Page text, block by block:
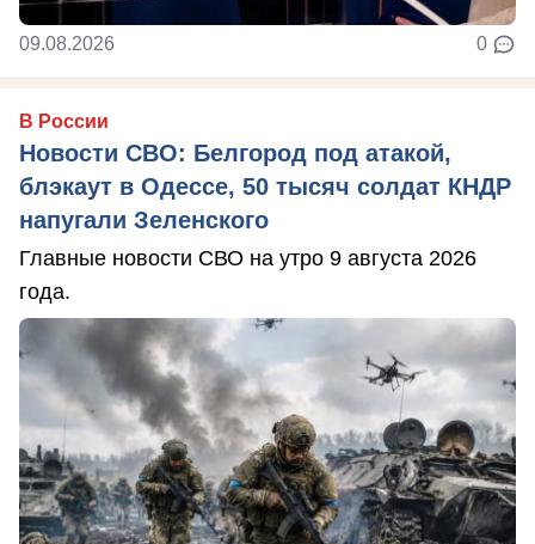
09.08.2026 0
В России
Новости СВО: Белгород под атакой,
блэкаут в Одессе, 50 тысяч солдат КНДР
напугали Зеленского
Главные новости СВО на утро 9 августа 2026
года.